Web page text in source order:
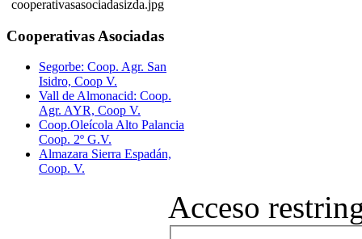
Cooperativas Asociadas
Segorbe: Coop. Agr. San
Isidro, Coop V.
Vall de Almonacid: Coop.
Agr. AYR, Coop V.
Coop.Oleícola Alto Palancia
Coop. 2º G.V.
Almazara Sierra Espadán,
Coop. V.
Acceso